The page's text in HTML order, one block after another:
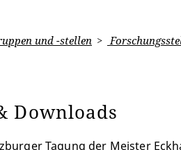
und -stellen
Downloads
Tagung der Meister